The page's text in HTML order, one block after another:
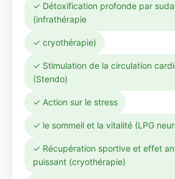
✓ Détoxification profonde par
(infrathérapie
✓ cryothérapie)
✓ Stimulation de la circulation
(Stendo)
✓ Action sur le stress
✓ le sommeil et la vitalité (LPG
✓ Récupération sportive et effet
puissant (cryothérapie)